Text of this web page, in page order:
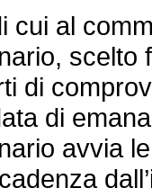
al
scelto
di
di
avvia